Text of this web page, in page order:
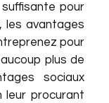
pour
les avantages
pour
plus de
sociaux
leur procurant